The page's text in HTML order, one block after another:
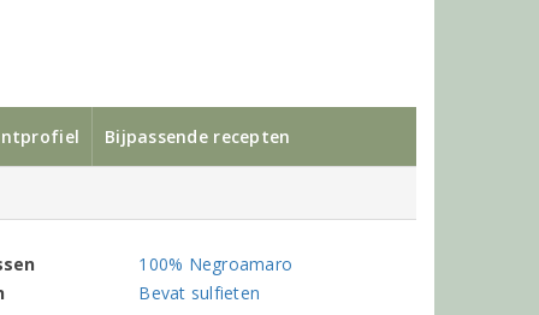
Bijpassende recepten
100% Negroamaro
Bevat sulfieten